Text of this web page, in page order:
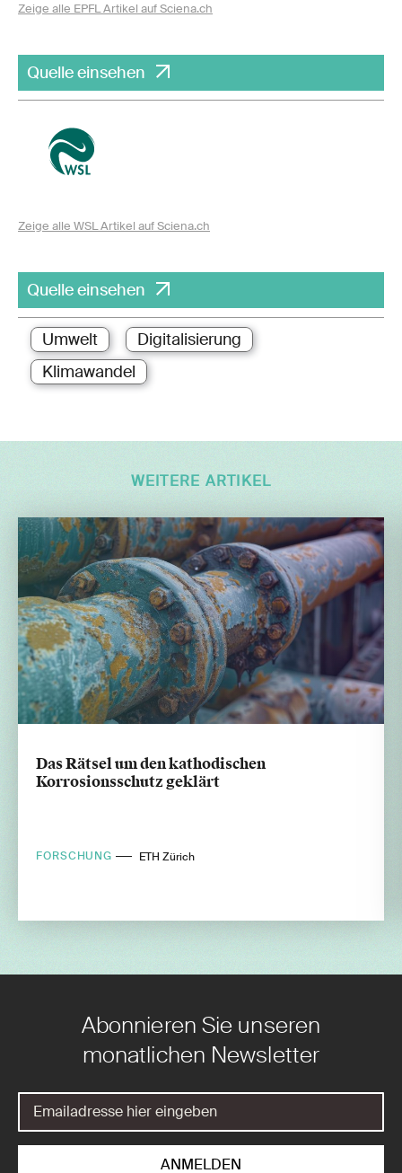
Zeige alle EPFL Artikel auf Sciena.ch
Quelle einsehen
Zeige alle WSL Artikel auf Sciena.ch
Quelle einsehen
Umwelt
Digitalisierung
Klimawandel
WEITERE ARTIKEL
Das Rätsel um den kathodischen
Korrosionsschutz geklärt
FORSCHUNG ETH Zürich
Abonnieren Sie unseren
monatlichen Newsletter